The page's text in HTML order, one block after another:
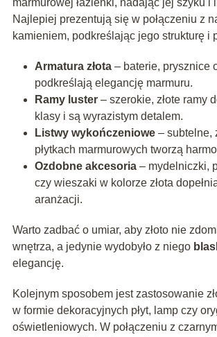
marmurowej łazienki, nadając jej szyku i
Najlepiej prezentują się w połączeniu z
kamieniem, podkreślając jego strukturę i
Armatura złota– baterie, prysznice
podkreślają elegancję marmuru.
Ramy luster– szerokie, złote ramy
klasy i są wyrazistym detalem.
Listwy wykończeniowe– subtelne,
płytkach marmurowych tworzą
Ozdobne akcesoria– mydelniczki,
czy wieszaki w kolorze złota
aranżacji.
Warto zadbać o umiar, aby złoto nie
wnętrza, a jedynie wydobyło z niego
elegancję.
Kolejnym sposobem jest zastosowanie
w formie dekoracyjnych płyt, lamp czy
oświetleniowych. W połączeniu z